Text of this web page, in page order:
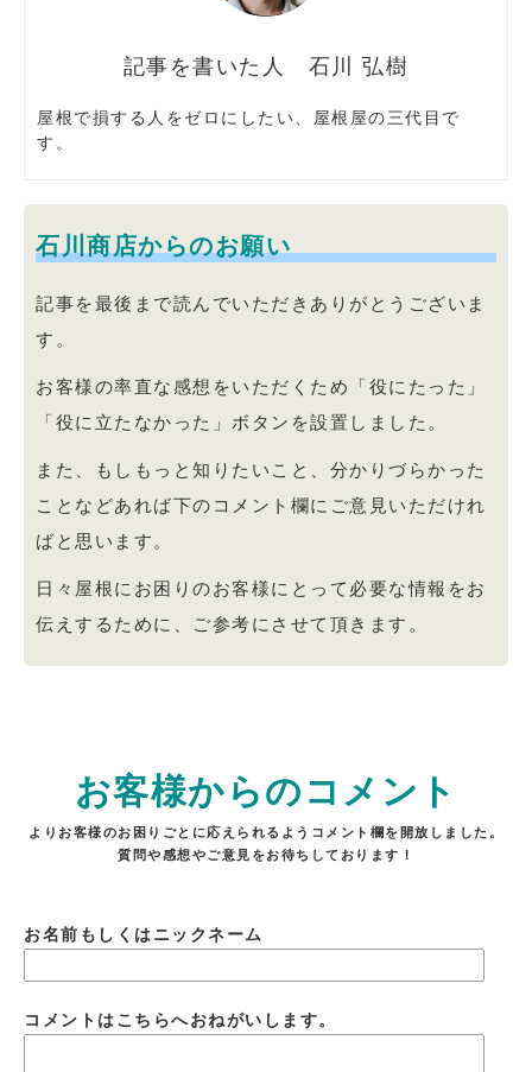
石川 弘樹
屋根で損する人をゼロにしたい、屋根屋の三代目で
す。
石川商店からのお願い
記事を最後まで読んでいただきありがとうございま
す。
お客様の率直な感想をいただくため「役にたった」
「役に立たなかった」ボタンを設置しました。
また、もしもっと知りたいこと、分かりづらかった
ことなどあれば下のコメント欄にご意見いただけれ
ばと思います。
日々屋根にお困りのお客様にとって必要な情報をお
伝えするために、ご参考にさせて頂きます。
お客様からのコメント
よりお客様のお困りごとに応えられるようコメント欄を開放しました。
質問や感想やご意見をお待ちしております！
お名前もしくはニックネーム
コメントはこちらへおねがいします。